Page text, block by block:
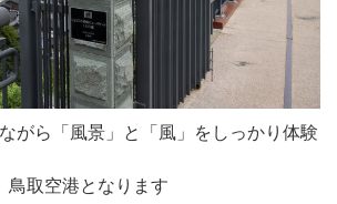
がら「風景」と「風」をしっかり体験
鳥取空港となります